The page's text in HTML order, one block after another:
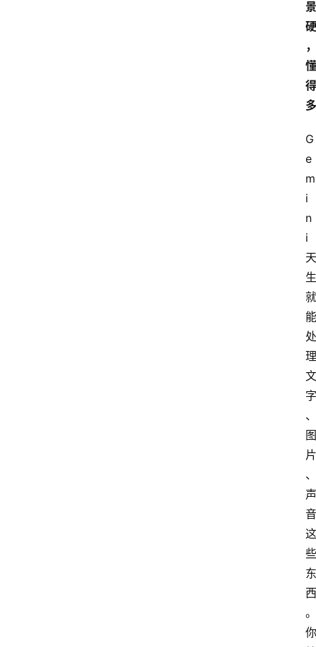
景
硬
，
懂
得
多
G
e
m
i
n
i
天
生
就
能
处
理
文
字
、
图
片
、
声
音
这
些
东
西
。
你